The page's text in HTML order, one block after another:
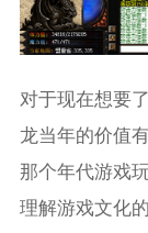
对于现在想要
龙当年的价值
那个年代游戏
理解游戏文化